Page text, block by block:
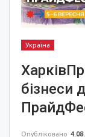
Україна
бізнеси
Опубліковано